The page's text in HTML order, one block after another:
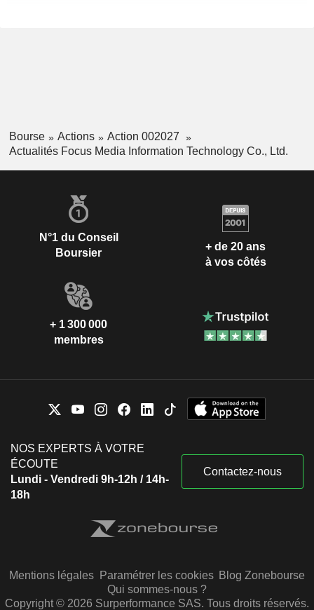
Bourse Actions
Action 002027
Actualités Focus Media Information Technology Co., Ltd.
N°1 du Conseil
Boursier
+ de 20 ans
à vos côtés
+ 1 300 000
membres
NOS EXPERTS À VOTRE
ÉCOUTE
Lundi - Vendredi 9h-12h / 14h-
18h
Contactez-nous
Mentions légales Paramétrer les cookies Blog Zonebourse
Qui sommes-nous ?
Copyright © 2026 Surperformance SAS. Tous droits réservés.